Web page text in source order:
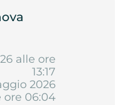
alle ore
13:17
2026
ore 06:04